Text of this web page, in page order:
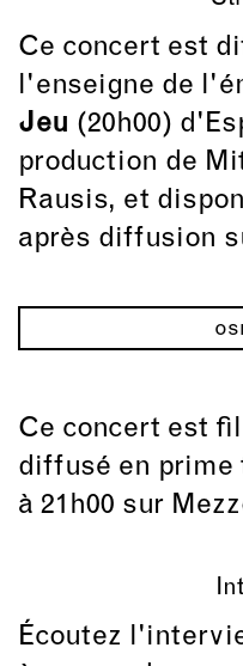
Ce concert est
l'enseigne de
Jeu (20h00)
production de
Rausis, et
après diffusion
Ce concert est
diffusé en prime
à 21h00 sur
Écoutez